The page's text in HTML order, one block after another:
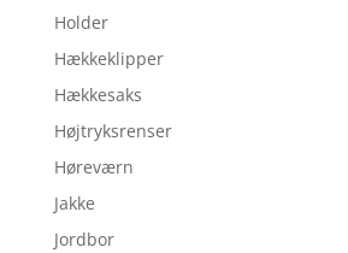
Holder
Hækkeklipper
Hækkesaks
Højtryksrenser
Høreværn
Jakke
Jordbor